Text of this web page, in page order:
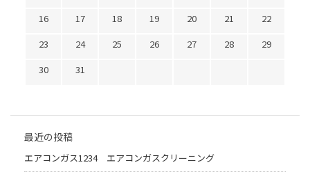
16
17 18 19 20 21
22
23
24 25 26 27 28
29
30
31
最近の投稿
エアコンガス1234 エアコンガスクリーニング